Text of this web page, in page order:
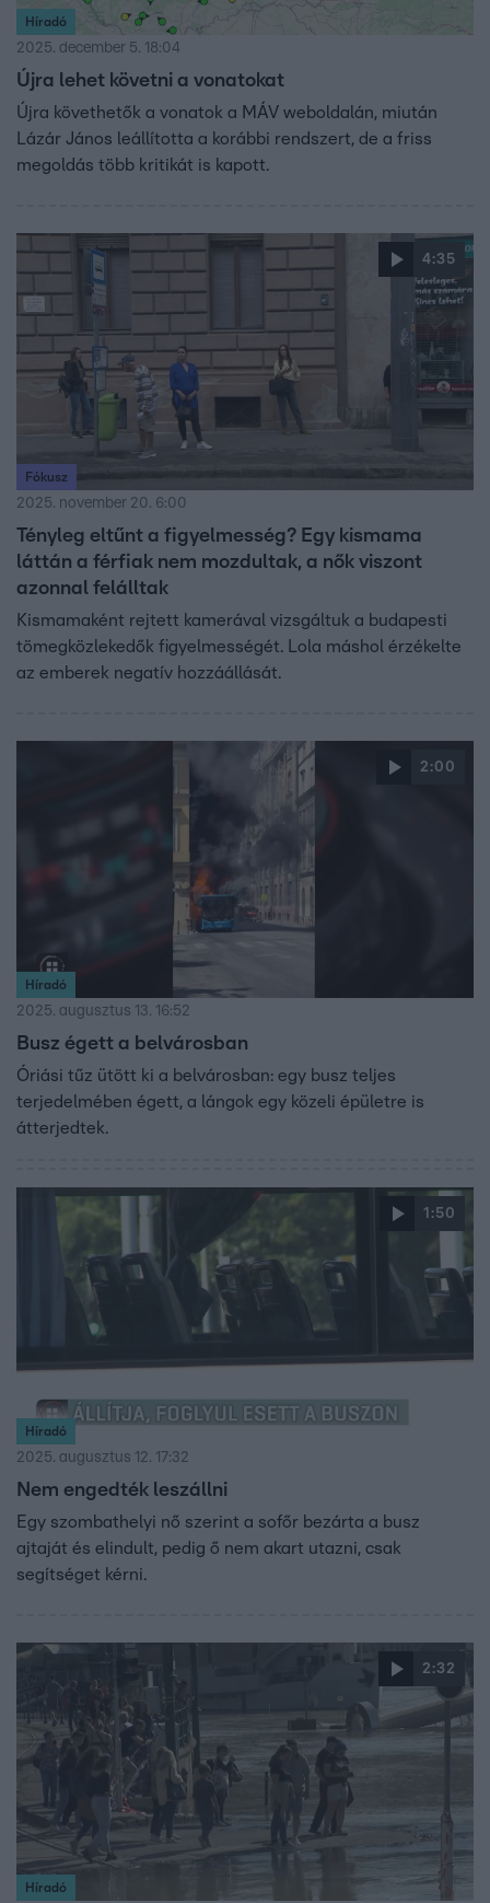
Híradó
2025. december 5. 18:04
Újra lehet követni a vonatokat
Újra követhetők a vonatok a MÁV weboldalán, miután
Lázár János leállította a korábbi rendszert, de a friss
megoldás több kritikát is kapott.
4:35
Fókusz
2025. november 20. 6:00
Tényleg eltűnt a figyelmesség? Egy kismama
láttán a férfiak nem mozdultak, a nők viszont
azonnal felálltak
Kismamaként rejtett kamerával vizsgáltuk a budapesti
tömegközlekedők figyelmességét. Lola máshol érzékelte
az emberek negatív hozzáállását.
2:00
Híradó
2025. augusztus 13. 16:52
Busz égett a belvárosban
Óriási tűz ütött ki a belvárosban: egy busz teljes
terjedelmében égett, a lángok egy közeli épületre is
átterjedtek.
1:50
Híradó
2025. augusztus 12. 17:32
Nem engedték leszállni
Egy szombathelyi nő szerint a sofőr bezárta a busz
ajtaját és elindult, pedig ő nem akart utazni, csak
segítséget kérni.
2:32
Híradó